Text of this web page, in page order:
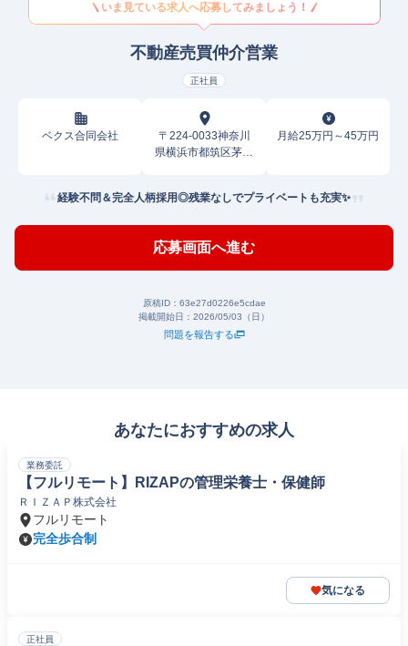
いま見ている求人へ応募してみましょう！
不動産売買仲介営業
正社員
ベクス合同会社
〒224-0033神奈川
県横浜市都筑区茅ケ
月給25万円～45万円
経験不問＆完全人柄採用◎残業なしでプライベートも充実✨
応募画面へ進む
原稿ID： 63e27d0226e5cdae
掲載開始日： 2026/05/03（日）
問題を報告する
あなたにおすすめの求人
業務委託
【フルリモート】RIZAPの管理栄養士・保健師
ＲＩＺＡＰ株式会社
フルリモート
完全歩合制
気になる
正社員